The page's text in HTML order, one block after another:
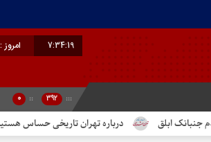
7:34:20 امروز :
:::
392
::
0
درباره تهران تاریخی حساس هستیم